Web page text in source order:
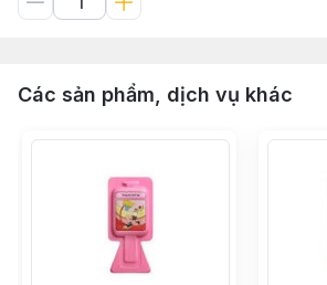
Các sản phẩm, dịch vụ khác